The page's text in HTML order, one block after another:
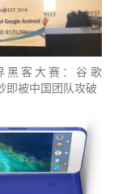
黑客大赛：谷歌
即被中国团队攻破